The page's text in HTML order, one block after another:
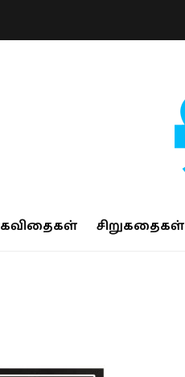
கவிதைகள் சிறுகதைகள்